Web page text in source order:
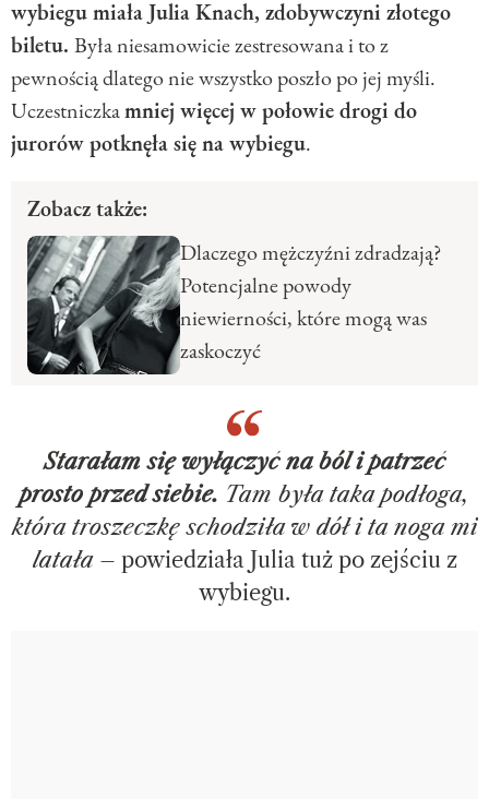
wybiegu miała Julia Knach, zdobywczyni złotego
biletu. Była niesamowicie zestresowana i to z
pewnością dlatego nie wszystko poszło po jej myśli.
Uczestniczkamniej więcej w połowie drogi do
jurorów potknęła się na wybiegu.
Zobacz także:
Dlaczego mężczyźni zdradzają?
Potencjalne powody
niewierności, które mogą was
zaskoczyć
Starałam się wyłączyć na ból i patrzeć
prosto przed siebie. Tam była taka podłoga,
która troszeczkę schodziła w dół i ta noga mi
latała– powiedziała Julia tuż po zejściu z
wybiegu.